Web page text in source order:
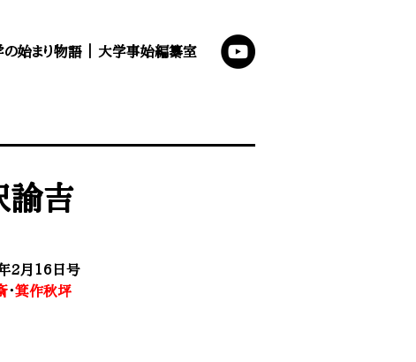
の始まり物語 大学事始編纂室
諭吉
2月16日号
・箕作秋坪